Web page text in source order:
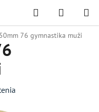
Hľadať
KOŠÍK
76 gymnastika muži